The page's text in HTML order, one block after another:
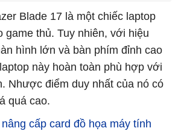
Blade 17 là một chiếc laptop
game thủ. Tuy nhiên, với hiệu
hình lớn và bàn phím đỉnh cao
này hoàn toàn phù hợp với
Nhược điểm duy nhất của nó có
quá cao.
cấp card đồ họa máy tính